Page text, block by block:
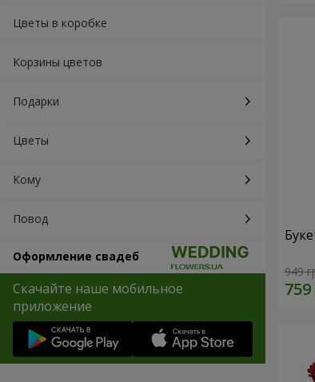
Цветы в коробке
Корзины цветов
Подарки
Цветы
Кому
Повод
Оформление свадеб
Скачайте наше мобильное
приложение
949